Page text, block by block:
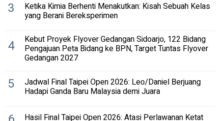
3 Ketika Kimia Berhenti Menakutkan: Kisah Sebuah Kelas
yang Berani Bereksperimen
4 Kebut Proyek Flyover Gedangan Sidoarjo, 122 Bidang
Pengajuan Peta Bidang ke BPN, Target Tuntas Flyover
Gedangan 2027
5 Jadwal Final Taipei Open 2026: Leo/Daniel Berjuang
Hadapi Ganda Baru Malaysia demi Juara
Hasil Final Taipei Open 2026: Atasi Perlawanan Ketat